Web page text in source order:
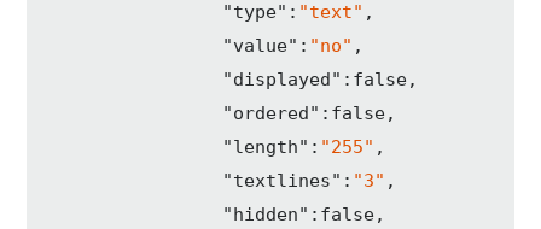
"type" : "text" ,
"value" : "no" ,
"displayed" : false,
"ordered" : false,
"length" : "255" ,
"textlines" : "3" ,
"hidden" : false,